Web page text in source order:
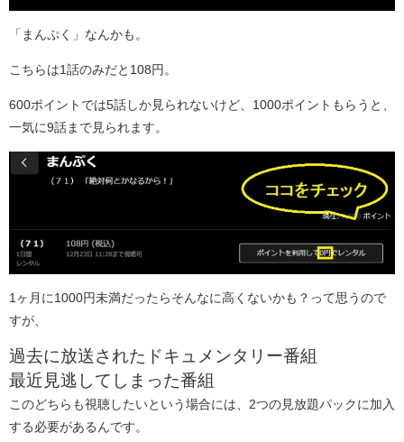
「まんぷく」なんかも。
こちらは1話のみだと108円。
600ポイントでは5話しか見られないけど、1000ポイントもらうと、
一気に9話まで見られます。
1ヶ月に1000円未満だったらそんなに高くないかも？って思うので
すが、
過去に放送されたドキュメンタリー番組
最近見逃してしまった番組
このどちらも視聴したいという場合には、2つの見放題パックに加入
する必要があるんです。